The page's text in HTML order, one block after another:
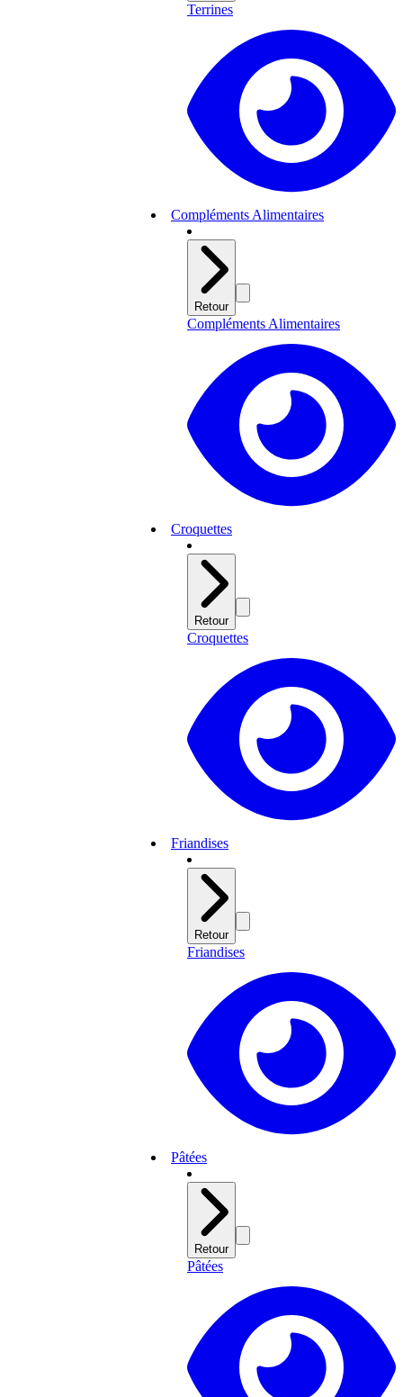
Terrines
Compléments Alimentaires
Retour
Compléments Alimentaires
Croquettes
Retour
Croquettes
Friandises
Retour
Friandises
Pâtées
Retour
Pâtées